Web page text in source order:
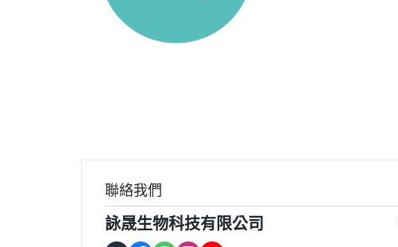
聯絡我們
詠晟生物科技有限公司